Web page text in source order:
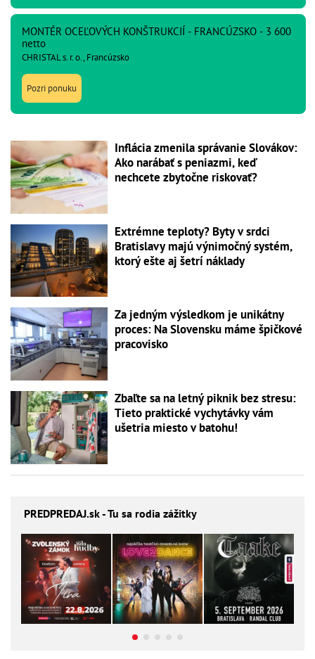
MONTÉR OCEĽOVÝCH KONŠTRUKCIÍ - FRANCÚZSKO - 3 600
netto
CHRISTAL s. r. o., Francúzsko
Pozri ponuku
Inflácia zmenila správanie Slovákov:
Ako narábať s peniazmi, keď
nechcete zbytočne riskovať?
Extrémne teploty? Byty v srdci
Bratislavy majú výnimočný systém,
ktorý ešte aj šetrí náklady
Za jedným výsledkom je unikátny
proces: Na Slovensku máme špičkové
pracovisko
Zbaľte sa na letný piknik bez stresu:
Tieto praktické vychytávky vám
ušetria miesto v batohu!
PREDPREDAJ.sk - Tu sa rodia zážitky